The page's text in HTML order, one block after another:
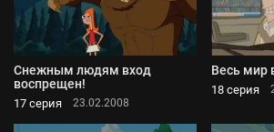
Снежным людям вход
воспрещен!
17 серия 23.02.2008
Весь мир
18 серия